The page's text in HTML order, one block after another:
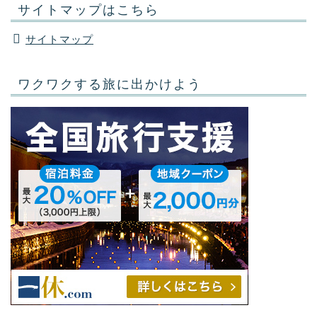
サイトマップはこちら
サイトマップ
ワクワクする旅に出かけよう